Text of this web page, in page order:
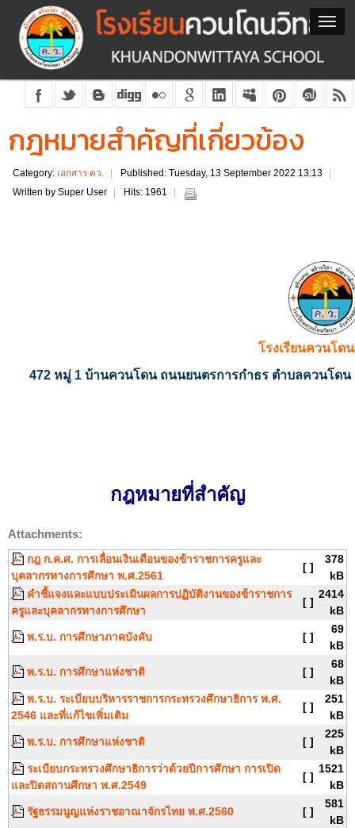
กฎหมายสำคัญที่เกี่ยวข้อง
Category: เอกสาร คว.
Published: Tuesday, 13 September 2022 13:13
Written by Super User
Hits: 1961
โรงเรียนควนโ
472 หมู่ 1 บ้านควนโดน ถนนยนตรการกำธร ตำบลควนโด
กฎหมายที่สำคัญ
Attachments:
กฎ ก.ค.ศ. การเลื่อนเงินเดือนของข้าราชการครูและ
บุคลากรทางการศึกษา พ.ศ.2561
[ ]
378
kB
คำชี้แจงและแบบประเมินผลการปฏิบัติงานของข้าราชการ
ครูและบุคลากรทางการศึกษา
[ ]
2414
kB
พ.ร.บ. การศึกษาภาคบังคับ [ ]
69
kB
พ.ร.บ. การศึกษาแห่งชาติ [ ]
68
kB
พ.ร.บ. ระเบียบบริหารราชการกระทรวงศึกษาธิการ พ.ศ.
2546 และที่แก้ไขเพิ่มเติม
[ ]
251
kB
พ.ร.บ. การศึกษาแห่งชาติ [ ]
225
kB
ระเบียบกระทรวงศึกษาธิการว่าด้วยปีการศึกษา การเปิด
และปิดสถานศึกษา พ.ศ.2549
[ ]
1521
kB
รัฐธรรมนูญแห่งราชอาณาจักรไทย พ.ศ.2560 [ ]
581
kB